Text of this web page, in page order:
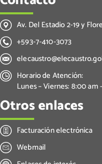
Av. Del Estadio 2-19 y
+593-7-410-3073
Horario de Atención:
Lunes – Viernes: 8:00 am
Otros enlaces
Facturación electrónica
Webmail